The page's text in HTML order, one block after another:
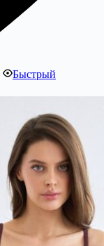
Быстрый